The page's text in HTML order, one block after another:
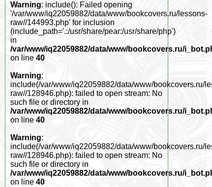
Warning: include(): Failed opening
'/var/www/iq22059882/data/www/bookcovers.ru/lessons-
raw//144993.php' for inclusion
(include_path='.:/usr/share/pear:/usr/share/php')
in
/var/www/iq22059882/data/www/bookcovers.ru/
on line 40
Warning:
include(/var/www/iq22059882/data/www/bookcovers.ru/
raw//128946.php): failed to open stream: No
such file or directory in
/var/www/iq22059882/data/www/bookcovers.ru/
on line 40
Warning:
include(/var/www/iq22059882/data/www/bookcovers.ru/
raw//128946.php): failed to open stream: No
such file or directory in
/var/www/iq22059882/data/www/bookcovers.ru/
on line 40